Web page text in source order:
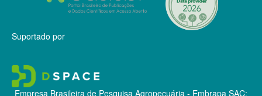
Suportado por
Empresa Brasileira de Pesquisa Agropecuária - Embrapa SAC: